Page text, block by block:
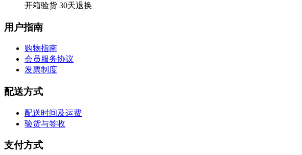
开箱验货 30天退换
用户指南
购物指南
会员服务协议
发票制度
配送方式
配送时间及运费
验货与签收
支付方式